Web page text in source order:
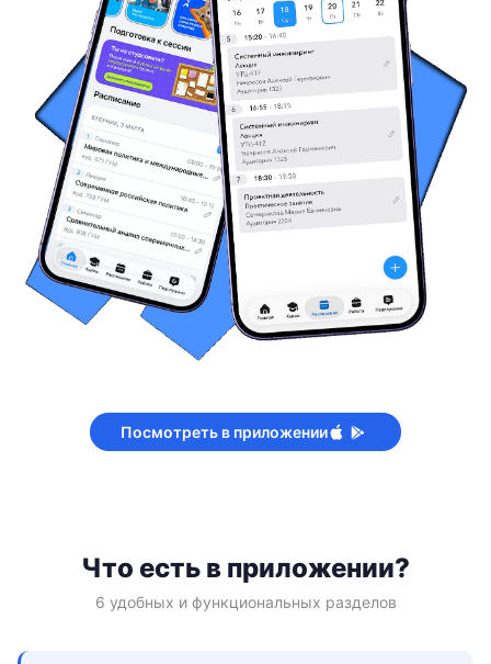
Посмотреть в приложении
Что есть в приложении?
6 удобных и функциональных разделов